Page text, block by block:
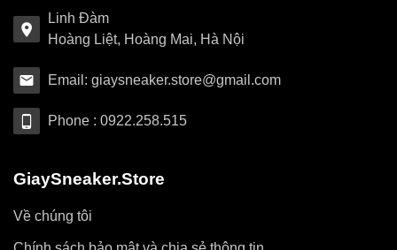
Linh Đàm
Hoàng Liệt, Hoàng Mai, Hà Nội
Email: giaysneaker.store@gmail.com
Phone : 0922.258.515
GiaySneaker.Store
Về chúng tôi